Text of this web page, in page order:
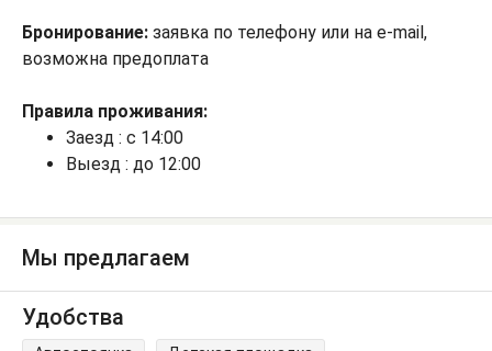
Бронирование: заявка по телефону или на e-mail,
возможна предоплата
Правила проживания:
Заезд : с 14:00
Выезд : до 12:00
Мы предлагаем
Удобства